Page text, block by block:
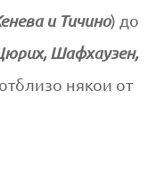
и Тичино) до
Шафхаузен,
някои от